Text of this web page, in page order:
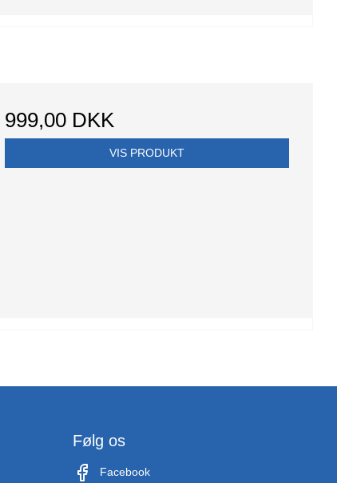
999,00 DKK
VIS PRODUKT
Følg os
Facebook